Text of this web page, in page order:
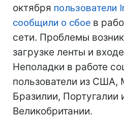
октября пользователи
сообщили о сбое в
сети. Проблемы
загрузке ленты и
Неполадки в работе
пользователи из США,
Бразилии, Португалии
Великобритании.